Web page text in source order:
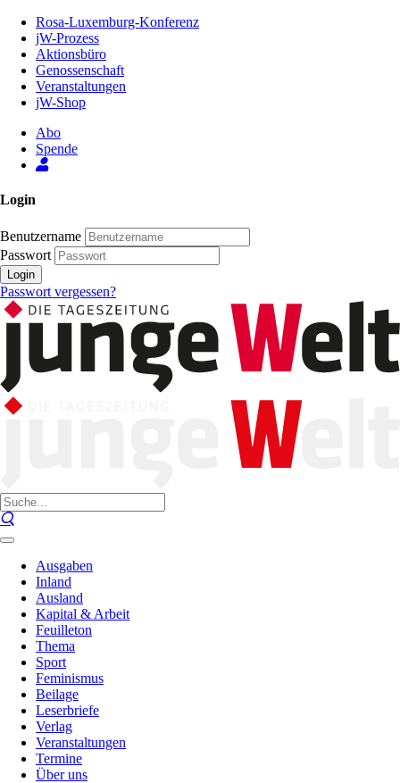
Inhalt
Seite
Rosa-Luxemburg-Konferenz
jW-Prozess
Aktionsbüro
Genossenschaft
Veranstaltungen
jW-Shop
Abo
Spende
Login
Benutzername
Passwort
Login
Passwort vergessen?
Ausgaben
Inland
Ausland
Kapital & Arbeit
Feuilleton
Thema
Sport
Feminismus
Beilage
Leserbriefe
Verlag
Veranstaltungen
Termine
Über uns